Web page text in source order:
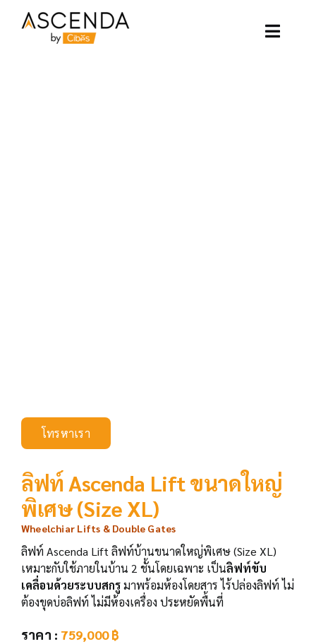
Toggle
ลิฟท์ Ascenda Lift ขนาดใหญ่
พิเศษ (Size XL)
Wheelchiar Lifts & Double Gates
ลิฟท์ Ascenda Lift ลิฟท์บ้านขนาดใหญ่พิเศษ (Size XL)
เหมาะกับใช้ภายในบ้าน 2 ชั้นโดยเฉพาะ เป็นลิฟท์ขับ
เคลื่อนด้วยระบบสกรูมาพร้อมห้องโดยสาร ไร้ปล่องลิฟท์ ไม่
ต้องขุดบ่อลิฟท์ ไม่มีห้องเครื่อง ประหยัดพื้นที่
ราคา : 759,000฿
โทรหาเรา